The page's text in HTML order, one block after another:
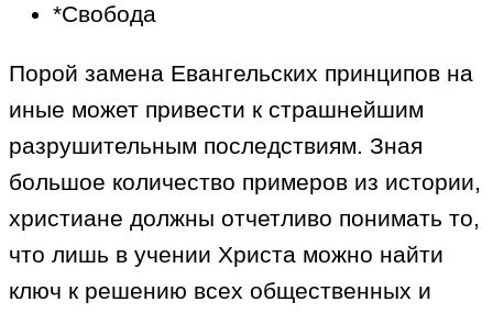
*Свобода
Порой замена Евангельских принципов на
иные может привести к страшнейшим
разрушительным последствиям. Зная
большое количество примеров из истории,
христиане должны отчетливо понимать то,
что лишь в учении Христа можно найти
ключ к решению всех общественных и